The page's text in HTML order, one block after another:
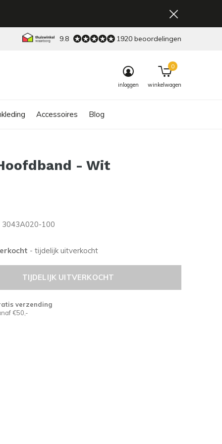
Accessoires Blog
inloggen winkelwagen
0
9.8 1920 beoordelingen
- Wit
3043A020-100
- tijdelijk uitverkocht
TIJDELIJK UITVERKOCHT
verzending
€50,-